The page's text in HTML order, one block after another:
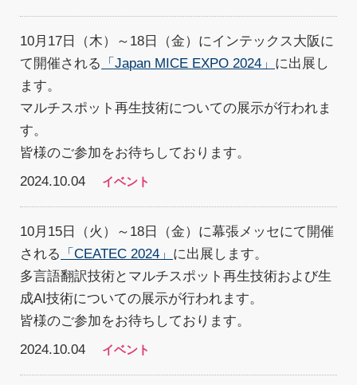
10月17日（木）～18日（金）にインテックス大阪に
て開催される
「Japan MICE EXPO 2024」 に出展し
ます。
マルチスポット再生技術についての展示が行われま
す。
皆様のご参加をお待ちしております。
2024.10.04
イベント
10月15日（火）～18日（金）に幕張メッセにて開催
される
「CEATEC 2024」 に出展します。
多言語翻訳技術とマルチスポット再生技術および生
成AI技術についての展示が行われます。
皆様のご参加をお待ちしております。
2024.10.04
イベント